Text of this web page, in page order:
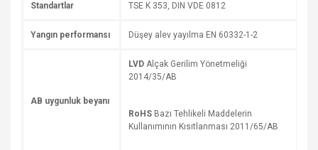
Standartlar TSE K 353, DIN VDE 0812
Yangın performansı Düşey alev yayılma EN 60332-1-2
AB uygunluk beyanı
LVD Alçak Gerilim Yönetmeliği
2014/35/AB
RoHS Bazı Tehlikeli Maddelerin
Kullanımının Kısıtlanması 2011/65/AB